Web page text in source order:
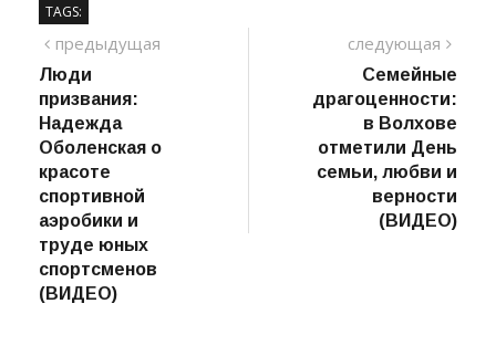
TAGS:
Навигация
по
записям
предыдущая
Люди
призвания:
Надежда
Оболенская о
красоте
спортивной
аэробики и
труде юных
спортсменов
(ВИДЕО)
следующая
Семейные
драгоценности:
в Волхове
отметили День
семьи, любви и
верности
(ВИДЕО)